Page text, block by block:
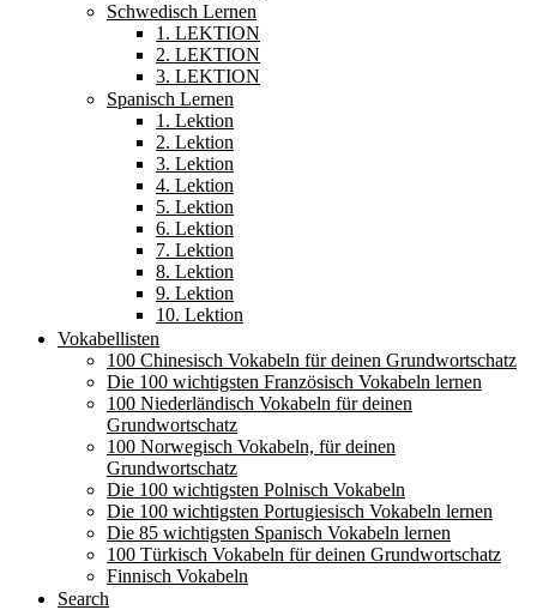
Schwedisch Lernen
1. LEKTION
2. LEKTION
3. LEKTION
Spanisch Lernen
1. Lektion
2. Lektion
3. Lektion
4. Lektion
5. Lektion
6. Lektion
7. Lektion
8. Lektion
9. Lektion
10. Lektion
Vokabellisten
100 Chinesisch Vokabeln für deinen Grundwortschatz
Die 100 wichtigsten Französisch Vokabeln lernen
100 Niederländisch Vokabeln für deinen
Grundwortschatz
100 Norwegisch Vokabeln, für deinen
Grundwortschatz
Die 100 wichtigsten Polnisch Vokabeln
Die 100 wichtigsten Portugiesisch Vokabeln lernen
Die 85 wichtigsten Spanisch Vokabeln lernen
100 Türkisch Vokabeln für deinen Grundwortschatz
Finnisch Vokabeln
Search